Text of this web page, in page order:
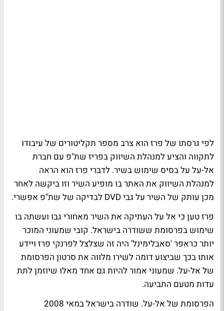
לפי גרסתו של פרז הוא צרב מספר תקליטורים של עיבודו
לתקווה והציע למנהלת השיווק בפריז שת"פ עם חברת
אל-על על בסיס שימוש בשיר. לדברי פרז הוא הראה
למנהלת השיווק את האתר בו מופיע השיר וזו ביקשה לאחר
מכן עותק של השיר על גבי DVD לבדיקה של שת"פ אפשרי.
פרז טען כי אל על העתיקה את השיר מאחורי גבו ועשתה בו
שימוש בפרסומת ששודרה בישראל. קובי שמעוני המוכר
יותר כראפר 'סאבלימינל' היה זה שצלצל לפרנקי פרז ויידע
אותו בכך שביצוע דומה לשירו מלווה את סרטון הפרסומת
של אל-על. שמעוני אמור להיות גם אחד מאלו שיוזמן לתת
עדות מטעם התביעה.
הפרסומת של אל-על. שודרה בישראל במאי 2008